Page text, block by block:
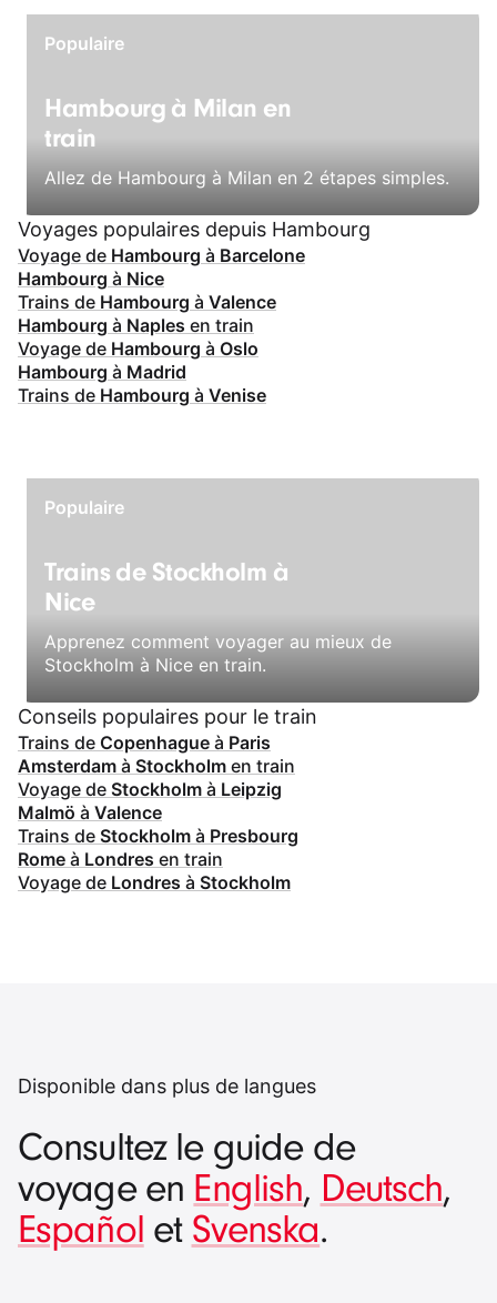
Populaire
Hambourg à Milan en
train
Allez de Hambourg à Milan en 2 étapes simples.
Voyages populaires depuis Hambourg
Voyage de Hambourg à Barcelone
Hambourg à Nice
Trains de Hambourg à Valence
Hambourg à Naples en train
Voyage de Hambourg à Oslo
Hambourg à Madrid
Trains de Hambourg à Venise
Populaire
Trains de Stockholm à
Nice
Apprenez comment voyager au mieux de
Stockholm à Nice en train.
Conseils populaires pour le train
Trains de Copenhague à Paris
Amsterdam à Stockholm en train
Voyage de Stockholm à Leipzig
Malmö à Valence
Trains de Stockholm à Presbourg
Rome à Londres en train
Voyage de Londres à Stockholm
Disponible dans plus de langues
Consultez le guide de
voyage en English, Deutsch,
Español et Svenska.